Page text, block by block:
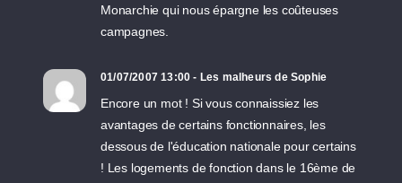
Monarchie qui nous épargne les coûteuses
campagnes.
01/07/2007 13:00 - Les malheurs de Sophie
Encore un mot ! Si vous connaissiez les
avantages de certains fonctionnaires, les
dessous de l'éducation nationale pour certains
! Les logements de fonction dans le 16ème de